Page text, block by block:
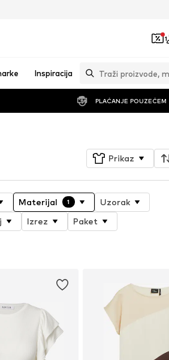
1
Inspiracija
PLAĆANJE POUZEĆEM
Prikaz
Materijal 1
Uzorak
Izrez
Paket